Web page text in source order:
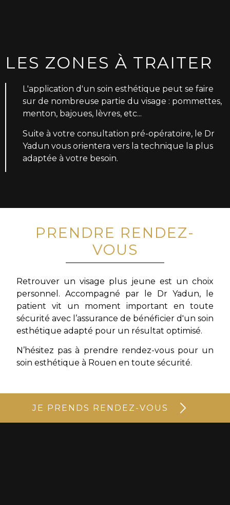
LES ZONES À TRAITER
L'application d'un soin esthétique peut se faire
sur de nombreuse partie du visage : pommettes,
menton, bajoues, lèvres, etc...
Suite à votre consultation pré-opératoire, le Dr
Yadun vous orientera vers la technique la plus
adaptée à votre besoin.
PRENDRE RENDEZ-
VOUS
Retrouver un visage plus jeune est un choix
personnel. Accompagné par le Dr Yadun, le
patient vit un moment important en toute
sécurité avec l’assurance de bénéficier d'un soin
esthétique adapté pour un résultat optimisé.
N’hésitez pas à prendre rendez-vous pour un
soin esthétique à Rouen en toute sécurité.
JE PRENDS RENDEZ-VOUS